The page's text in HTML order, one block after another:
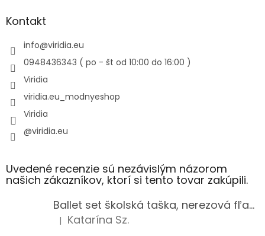
Kontakt
info@viridia.eu
0948436343 ( po - št od 10:00 do 16:00 )
Viridia
viridia.eu_modnyeshop
Viridia
@viridia.eu
Uvedené recenzie sú nezávislým názorom
našich zákazníkov, ktorí si tento tovar zakúpili.
Ballet set školská taška, nerezová fľaša a plný peračník s motívom baletky pre dievča
Hodnotenie produktu je 5 z 5 hviezdičiek.
| Katarína Sz.